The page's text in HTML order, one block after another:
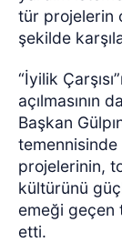
tür projelerin
şekilde
“İyilik
açılmasının
Başkan
projelerinin,
kültürünü
emeği geçen
etti.